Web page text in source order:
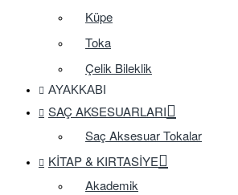
Küpe
Toka
Çelik Bileklik
AYAKKABI
SAÇ AKSESUARLARI
Saç Aksesuar Tokalar
KITAP & KIRTASIYE
Akademik